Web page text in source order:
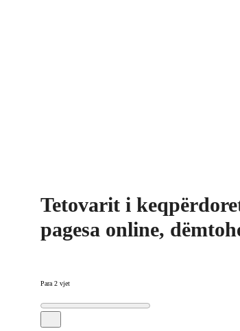
Tetovarit i
pagesa online,
Para 2 vjet